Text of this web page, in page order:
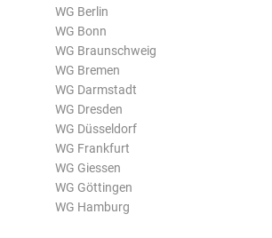
WG Berlin
WG Bonn
WG Braunschweig
WG Bremen
WG Darmstadt
WG Dresden
WG Düsseldorf
WG Frankfurt
WG Giessen
WG Göttingen
WG Hamburg